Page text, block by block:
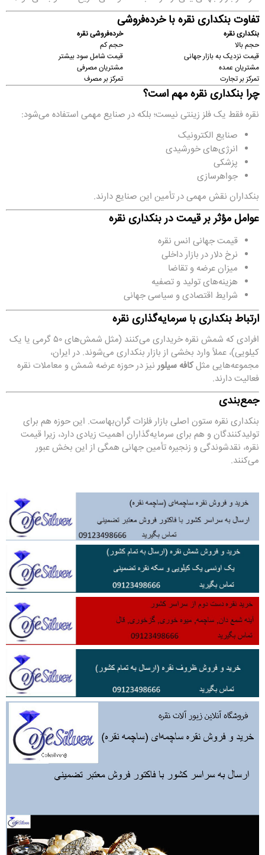
تفاوت بنکداری نقره با خرده‌فروشی
بنکداری نقره
خرده‌فروشی نقره
حجم بالا
حجم کم
قیمت نزدیک به بازار جهانی
قیمت شامل سود بیشتر
مشتریان عمده
مشتریان مصرفی
تمرکز بر تجارت
تمرکز بر مصرف
چرا بنکداری نقره مهم است؟
نقره فقط یک فلز زینتی نیست؛ بلکه در صنایع مهمی استفاده می‌شود:
صنایع الکترونیک
انرژی‌های خورشیدی
پزشکی
جواهرسازی
بنکداران نقش مهمی در تأمین این صنایع دارند.
عوامل مؤثر بر قیمت در بنکداری نقره
قیمت جهانی انس نقره
نرخ دلار در بازار داخلی
میزان عرضه و تقاضا
هزینه‌های تولید و تصفیه
شرایط اقتصادی و سیاسی جهانی
ارتباط بنکداری با سرمایه‌گذاری نقره
افرادی که شمش نقره خریداری می‌کنند (مثل شمش‌های ۵۰ گرمی یا یک
کیلویی)، عملاً وارد بخشی از بازار بنکداری می‌شوند. در ایران،
مجموعه‌هایی مثلکافه سیلور نیز در حوزه عرضه شمش و معاملات نقره
فعالیت دارند.
جمع‌بندی
بنکداری نقره ستون اصلی بازار فلزات گران‌بهاست. این حوزه هم برای
تولیدکنندگان و هم برای سرمایه‌گذاران اهمیت زیادی دارد، زیرا قیمت
نقره، نقدشوندگی و زنجیره تأمین جهانی همگی از این بخش عبور
می‌کنند.